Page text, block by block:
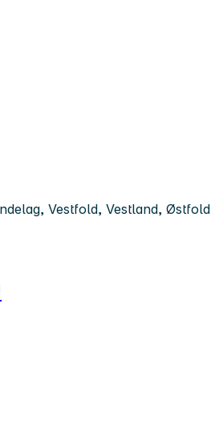
Vestfold, Vestland, Østfold